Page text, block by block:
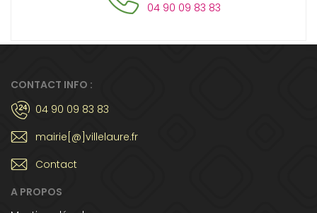
04 90 09 83 83
CONTACT INFO :
04 90 09 83 83
mairie[@]villelaure.fr
Contact
A PROPOS